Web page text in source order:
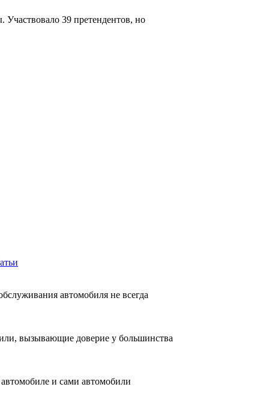
39 претендентов, но
автомобиля не всегда
вызывающие доверие у большинства
и сами автомобили